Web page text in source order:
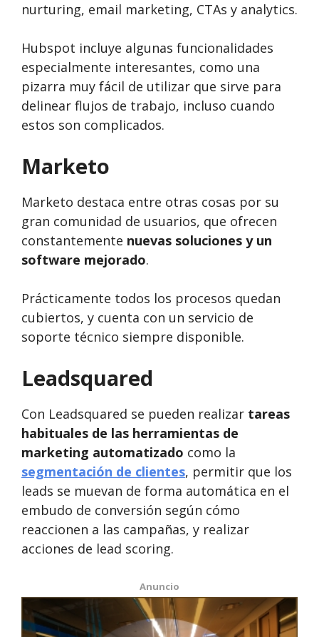
nurturing, email marketing, CTAs y analytics.
Hubspot incluye algunas funcionalidades
especialmente interesantes, como una
pizarra muy fácil de utilizar que sirve para
delinear flujos de trabajo, incluso cuando
estos son complicados.
Marketo
Marketo destaca entre otras cosas por su
gran comunidad de usuarios, que ofrecen
constantemente nuevas soluciones y un
software mejorado.
Prácticamente todos los procesos quedan
cubiertos, y cuenta con un servicio de
soporte técnico siempre disponible.
Leadsquared
Con Leadsquared se pueden realizar tareas
habituales de las herramientas de
marketing automatizado como la
segmentación de clientes, permitir que los
leads se muevan de forma automática en el
embudo de conversión según cómo
reaccionen a las campañas, y realizar
acciones de lead scoring.
Anuncio